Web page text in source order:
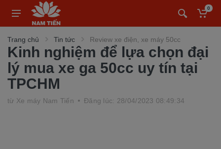
0
Trang chủ Tin tức Review xe điện, xe máy 50cc
Kinh nghiệm để lựa chọn đại
lý mua xe ga 50cc uy tín tại
TPCHM
từ Xe máy Nam Tiến Đăng lúc: 28/04/2023 08:49:34